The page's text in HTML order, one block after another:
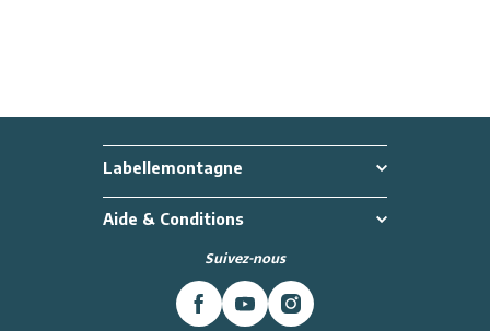
Labellemontagne
Aide & Conditions
Suivez-nous